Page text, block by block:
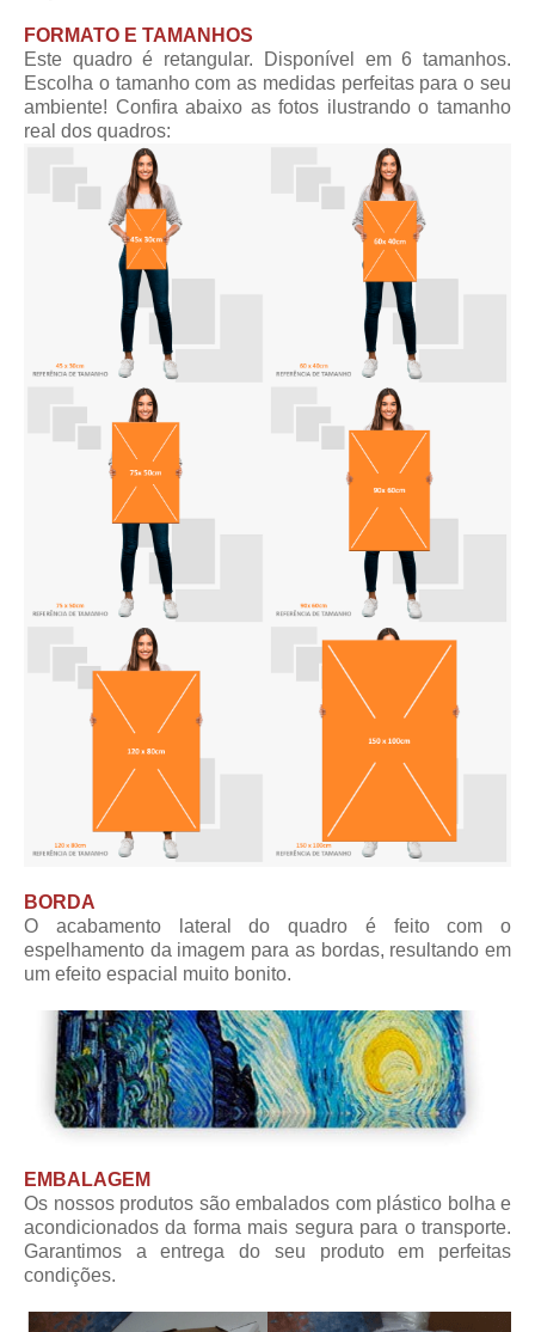
FORMATO E TAMANHOS
Este quadro é retangular. Disponível em 6 tamanhos.
Escolha o tamanho com as medidas perfeitas para o seu
ambiente! Confira abaixo as fotos ilustrando o tamanho
real dos quadros:
BORDA
O acabamento lateral do quadro é feito com o
espelhamento da imagem para as bordas, resultando em
um efeito espacial muito bonito.
EMBALAGEM
Os nossos produtos são embalados com plástico bolha e
acondicionados da forma mais segura para o transporte.
Garantimos a entrega do seu produto em perfeitas
condições.